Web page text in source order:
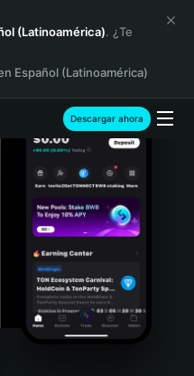
(Latinoamérica). ¿Te
Español (Latinoamérica)
Descargar ahora